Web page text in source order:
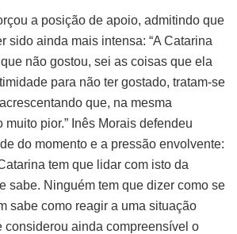
a posição de apoio, admitindo que
sido ainda mais intensa: “A Catarina
não gostou, sei as coisas que ela
para não ter gostado, tratam-se
que, na mesma
muito pior.” Inês Morais defendeu
do momento e a pressão envolvente:
tem que lidar com isto da
sabe. Ninguém tem que dizer como se
sabe como reagir a uma situação
considerou ainda compreensível o